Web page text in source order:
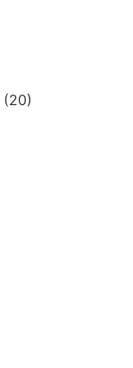
(20)